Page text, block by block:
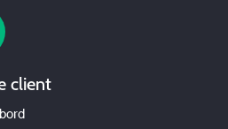
client